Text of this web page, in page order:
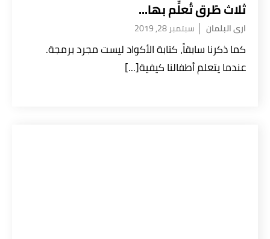
ثلاث طُرق تُعلِّم بها...
ارى البلمان سبتمبر 28, 2019
كما ذكرنا سابقاً، كتابة الأكواد ليست مجرد برمجة.
عندما يتعلم أطفالنا كيفية[...]